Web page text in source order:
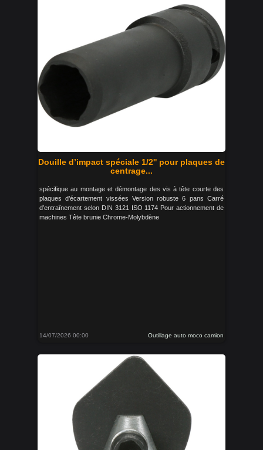
Douille d’impact spéciale 1/2'' pour plaques de
centrage...
spécifique au montage et démontage des vis à tête courte des
plaques d’écartement vissées Version robuste 6 pans Carré
d’entraînement selon DIN 3121 ISO 1174 Pour actionnement de
machines Tête brunie Chrome-Molybdène
14/07/2026 00:00 Outillage auto moco camion